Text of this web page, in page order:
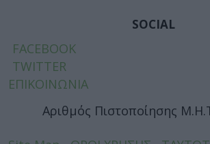
SOCIAL
FACEBOOK
TWITTER
ΕΠΙΚΟΙΝΩΝΙΑ
Αριθμός Πιστοποίησης